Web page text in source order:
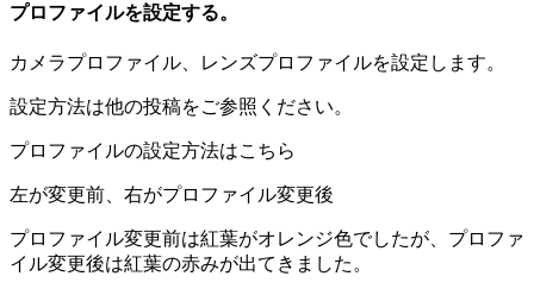
プロファイルを設定する。
カメラプロファイル、レンズプロファイルを設定します。
設定方法は他の投稿をご参照ください。
プロファイルの設定方法はこちら
左が変更前、右がプロファイル変更後
プロファイル変更前は紅葉がオレンジ色でしたが、プロファ
イル変更後は紅葉の赤みが出てきました。